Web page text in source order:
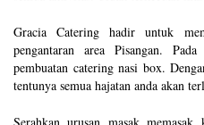
Gracia Catering hadir untuk
pengantaran area Pisangan.
pembuatan catering nasi box.
tentunya semua hajatan anda akan